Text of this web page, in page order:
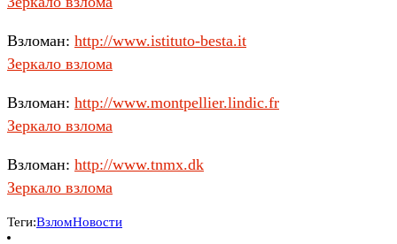
Взломан: http://www.istituto-besta.it
Зеркало взлома
Взломан: http://www.montpellier.lindic.fr
Зеркало взлома
Взломан: http://www.tnmx.dk
Зеркало взлома
Теги:ВзломНовости